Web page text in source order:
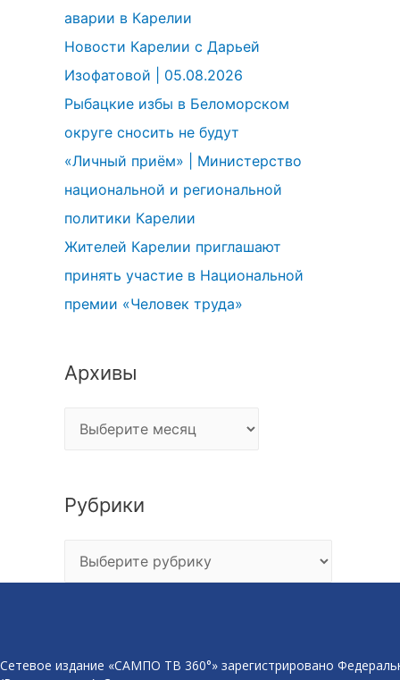
аварии в Карелии
Новости Карелии с Дарьей
Изофатовой | 05.08.2026
Рыбацкие избы в Беломорском
округе сносить не будут
«Личный приём» | Министерство
национальной и региональной
политики Карелии
Жителей Карелии приглашают
принять участие в Национальной
премии «Человек труда»
Архивы
Архивы
Рубрики
Рубрики
Сетевое издание «САМПО ТВ 360°» зарегистрировано